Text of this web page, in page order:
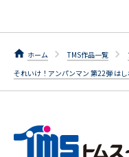
ホーム TMS作品一覧
それいけ！アンパンマン 第22弾 は